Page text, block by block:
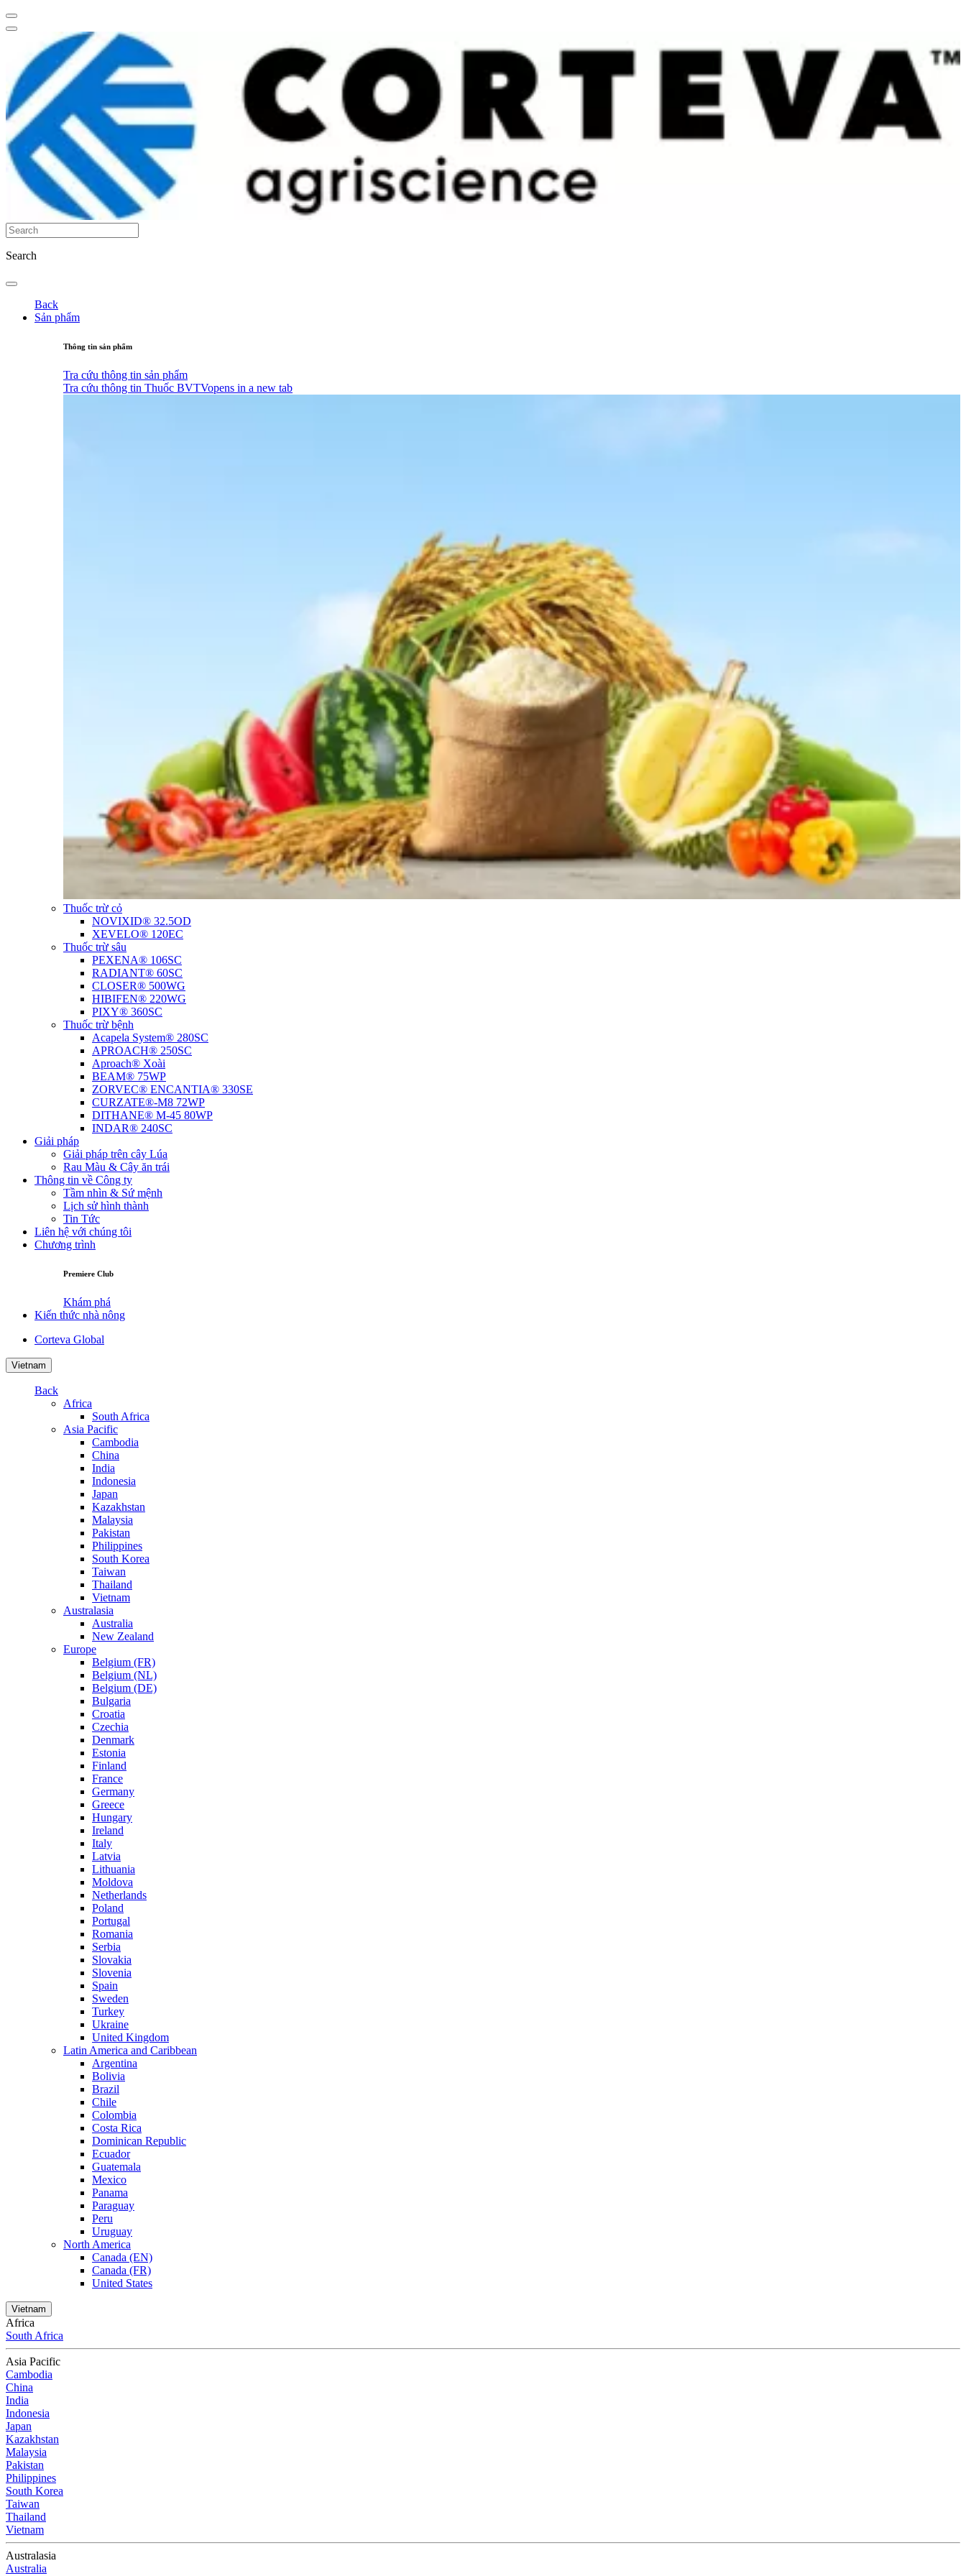
Search
Back
Sản phẩm
Thông tin sản phẩm
Tra cứu thông tin sản phẩm
Tra cứu thông tin Thuốc BVTVopens in a new tab
Thuốc trừ cỏ
NOVIXID® 32.5OD
XEVELO® 120EC
Thuốc trừ sâu
PEXENA® 106SC
RADIANT® 60SC
CLOSER® 500WG
HIBIFEN® 220WG
PIXY® 360SC
Thuốc trừ bệnh
Acapela System® 280SC
APROACH® 250SC
Aproach® Xoài
BEAM® 75WP
ZORVEC® ENCANTIA® 330SE
CURZATE®-M8 72WP
DITHANE® M-45 80WP
INDAR® 240SC
Giải pháp
Giải pháp trên cây Lúa
Rau Màu & Cây ăn trái
Thông tin về Công ty
Tầm nhìn & Sứ mệnh
Lịch sử hình thành
Tin Tức
Liên hệ với chúng tôi
Chương trình
Premiere Club
Khám phá
Kiến thức nhà nông
Corteva Global
Vietnam
Back
Africa
South Africa
Asia Pacific
Cambodia
China
India
Indonesia
Japan
Kazakhstan
Malaysia
Pakistan
Philippines
South Korea
Taiwan
Thailand
Vietnam
Australasia
Australia
New Zealand
Europe
Belgium (FR)
Belgium (NL)
Belgium (DE)
Bulgaria
Croatia
Czechia
Denmark
Estonia
Finland
France
Germany
Greece
Hungary
Ireland
Italy
Latvia
Lithuania
Moldova
Netherlands
Poland
Portugal
Romania
Serbia
Slovakia
Slovenia
Spain
Sweden
Turkey
Ukraine
United Kingdom
Latin America and Caribbean
Argentina
Bolivia
Brazil
Chile
Colombia
Costa Rica
Dominican Republic
Ecuador
Guatemala
Mexico
Panama
Paraguay
Peru
Uruguay
North America
Canada (EN)
Canada (FR)
United States
Vietnam
Africa
South Africa
Asia Pacific
Cambodia
China
India
Indonesia
Japan
Kazakhstan
Malaysia
Pakistan
Philippines
South Korea
Taiwan
Thailand
Vietnam
Australasia
Australia